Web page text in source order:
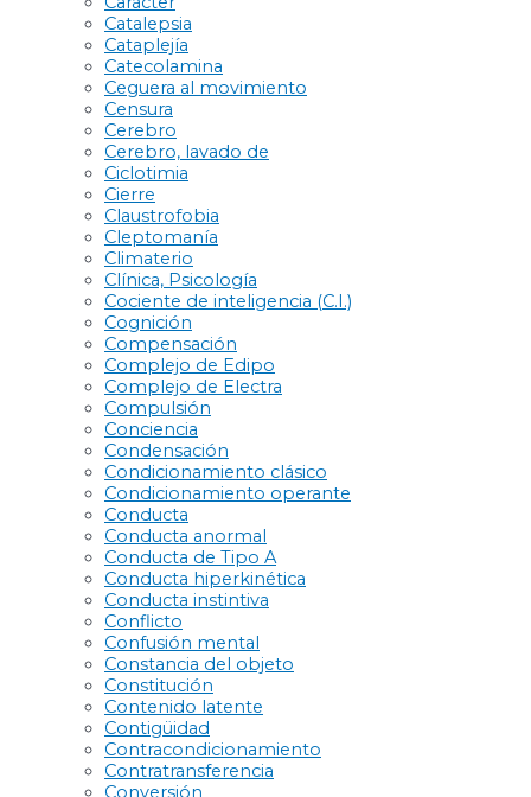
Catalepsia
Cataplejía
Catecolamina
Ceguera al movimiento
Censura
Cerebro
Cerebro, lavado de
Ciclotimia
Cierre
Claustrofobia
Cleptomanía
Climaterio
Clínica, Psicología
Cociente de inteligencia (C.I.)
Cognición
Compensación
Complejo de Edipo
Complejo de Electra
Compulsión
Conciencia
Condensación
Condicionamiento clásico
Condicionamiento operante
Conducta
Conducta anormal
Conducta de Tipo A
Conducta hiperkinética
Conducta instintiva
Conflicto
Confusión mental
Constancia del objeto
Constitución
Contenido latente
Contigüidad
Contracondicionamiento
Contratransferencia
Conversión